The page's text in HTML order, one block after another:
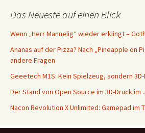
Das Neueste auf einen Blick
Wenn „Herr Mannelig“ wieder erklingt –
Ananas auf der Pizza? Nach „Pineapple on
andere Fragen
Geeetech M1S: Kein Spielzeug, sondern
Der Stand von Open Source im 3D-Druck im
Nacon Revolution X Unlimited: Gamepad im